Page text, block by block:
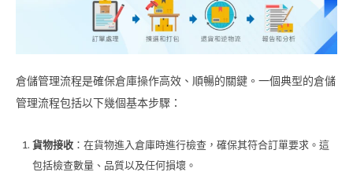
倉儲管理流程是確保倉庫操作高效、順暢的關鍵。一個典型的倉儲
管理流程包括以下幾個基本步驟：
貨物接收 ：在貨物進入倉庫時進行檢查，確保其符合訂單要求。這
包括檢查數量、品質以及任何損壞。